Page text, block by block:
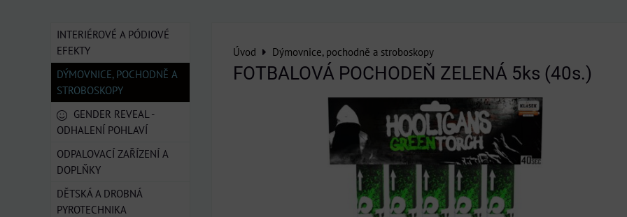
Úvod Dýmovnice, pochodně a stroboskopy
FOTBALOVÁ POCHODEŇ ZELENÁ 5ks (40s.)
INTERIÉROVÉ A PÓDIOVÉ
EFEKTY
DÝMOVNICE, POCHODNĚ A
STROBOSKOPY
GENDER REVEAL -
ODHALENÍ POHLAVÍ
ODPALOVACÍ ZAŘÍZENÍ A
DOPLŇKY
DĚTSKÁ A DROBNÁ
PYROTECHNIKA